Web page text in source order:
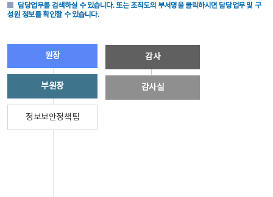
담당업무를 검색하실 수 있습니다. 또는 조직도의 부서명을 클릭하시면 담당업무 및 구
성원 정보를 확인할 수 있습니다.
원장
부원장
정보보안정책팀
감사
감사실